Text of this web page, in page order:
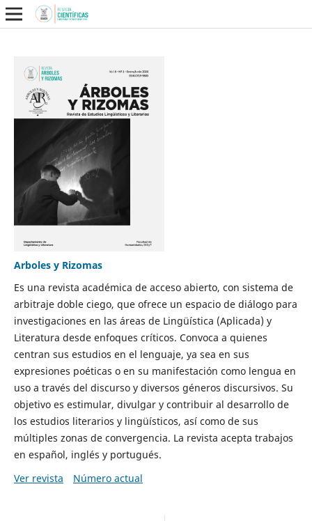
Arboles y Rizomas
Es una revista académica de acceso abierto, con sistema de
arbitraje doble ciego, que ofrece un espacio de diálogo para
investigaciones en las áreas de Lingüística (Aplicada) y
Literatura desde enfoques críticos. Convoca a quienes
centran sus estudios en el lenguaje, ya sea en sus
expresiones poéticas o en su manifestación como lengua en
uso a través del discurso y diversos géneros discursivos. Su
objetivo es estimular, divulgar y contribuir al desarrollo de
los estudios literarios y lingüísticos, así como de sus
múltiples zonas de convergencia. La revista acepta trabajos
en español, inglés y portugués.
Ver revista
Número actual